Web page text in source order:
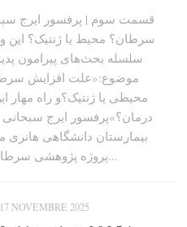
قسمت سوم | پرفسور ایرج
سرطان؟ محیط یا ژنتیک؟ این
سلسله بحث‌های پیرامون
موضوع:«علت افزایش
محیطی یا ژنتیک؟و راه مهار
درمان؟»پرفسور ایرج
بیمارستان دانشگاهی هانری
پروژه پژوهشی سرطان روده بزرگ در این...
17 NOVEMBRE 2025